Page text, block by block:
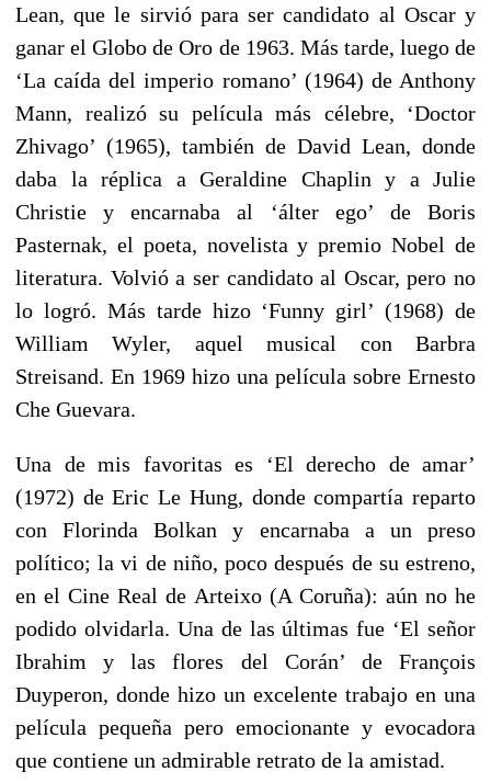
Lean, que le sirvió para ser candidato al Oscar y
ganar el Globo de Oro de 1963. Más tarde, luego de
‘La caída del imperio romano’ (1964) de Anthony
Mann, realizó su película más célebre, ‘Doctor
Zhivago’ (1965), también de David Lean, donde
daba la réplica a Geraldine Chaplin y a Julie
Christie y encarnaba al ‘álter ego’ de Boris
Pasternak, el poeta, novelista y premio Nobel de
literatura. Volvió a ser candidato al Oscar, pero no
lo logró. Más tarde hizo ‘Funny girl’ (1968) de
William Wyler, aquel musical con Barbra
Streisand. En 1969 hizo una película sobre Ernesto
Che Guevara.
Una de mis favoritas es ‘El derecho de amar’
(1972) de Eric Le Hung, donde compartía reparto
con Florinda Bolkan y encarnaba a un preso
político; la vi de niño, poco después de su estreno,
en el Cine Real de Arteixo (A Coruña): aún no he
podido olvidarla. Una de las últimas fue ‘El señor
Ibrahim y las flores del Corán’ de François
Duyperon, donde hizo un excelente trabajo en una
película pequeña pero emocionante y evocadora
que contiene un admirable retrato de la amistad.